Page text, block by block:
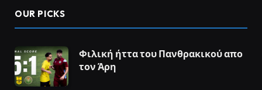
OUR PICKS
Φιλική ήττα του Πανθρακικού απο
τον Άρη